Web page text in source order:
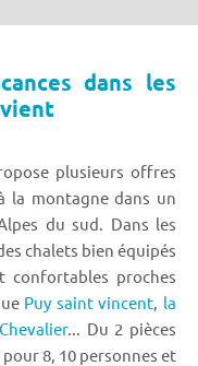
dans les
plusieurs offres
la montagne dans un
du sud. Dans les
chalets bien équipés
confortables proches
Puy saint vincent, la
... Du 2 pièces
8, 10 personnes et